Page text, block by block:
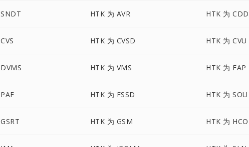
HTK 为 AVR HTK 为
HTK 为 CVSD HTK 为 CVU
HTK 为 VMS HTK 为 FAP
HTK 为 FSSD HTK 为 SOU
HTK 为 GSM HTK 为